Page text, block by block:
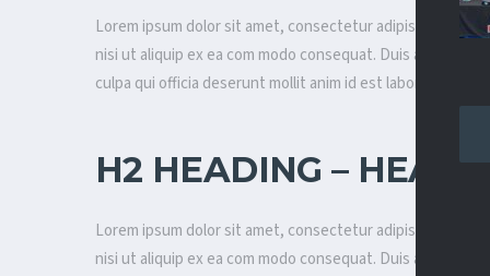
Lorem ipsum dolor sit amet, consectetur adipisicing elit,
nisi ut aliquip ex ea com modo consequat. Duis aute
culpa qui officia deserunt mollit anim id est laborum.
H2 HEADING –
Lorem ipsum dolor sit amet, consectetur adipisicing elit,
nisi ut aliquip ex ea com modo consequat. Duis aute